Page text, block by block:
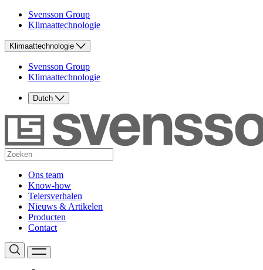
Svensson Group
Klimaattechnologie
Klimaattechnologie
Svensson Group
Klimaattechnologie
Dutch
Ons team
Know-how
Telersverhalen
Nieuws & Artikelen
Producten
Contact